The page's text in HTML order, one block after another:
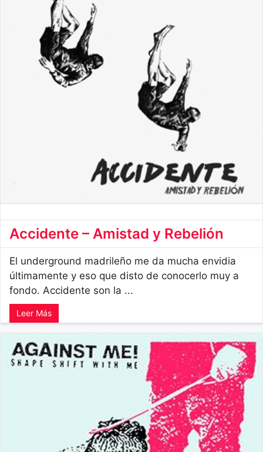
Accidente – Amistad y Rebelión
El underground madrileño me da mucha envidia
últimamente y eso que disto de conocerlo muy a
fondo. Accidente son la ...
Leer Más